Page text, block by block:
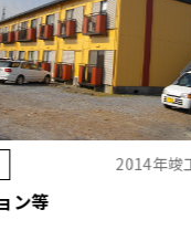
年竣工 再生建築